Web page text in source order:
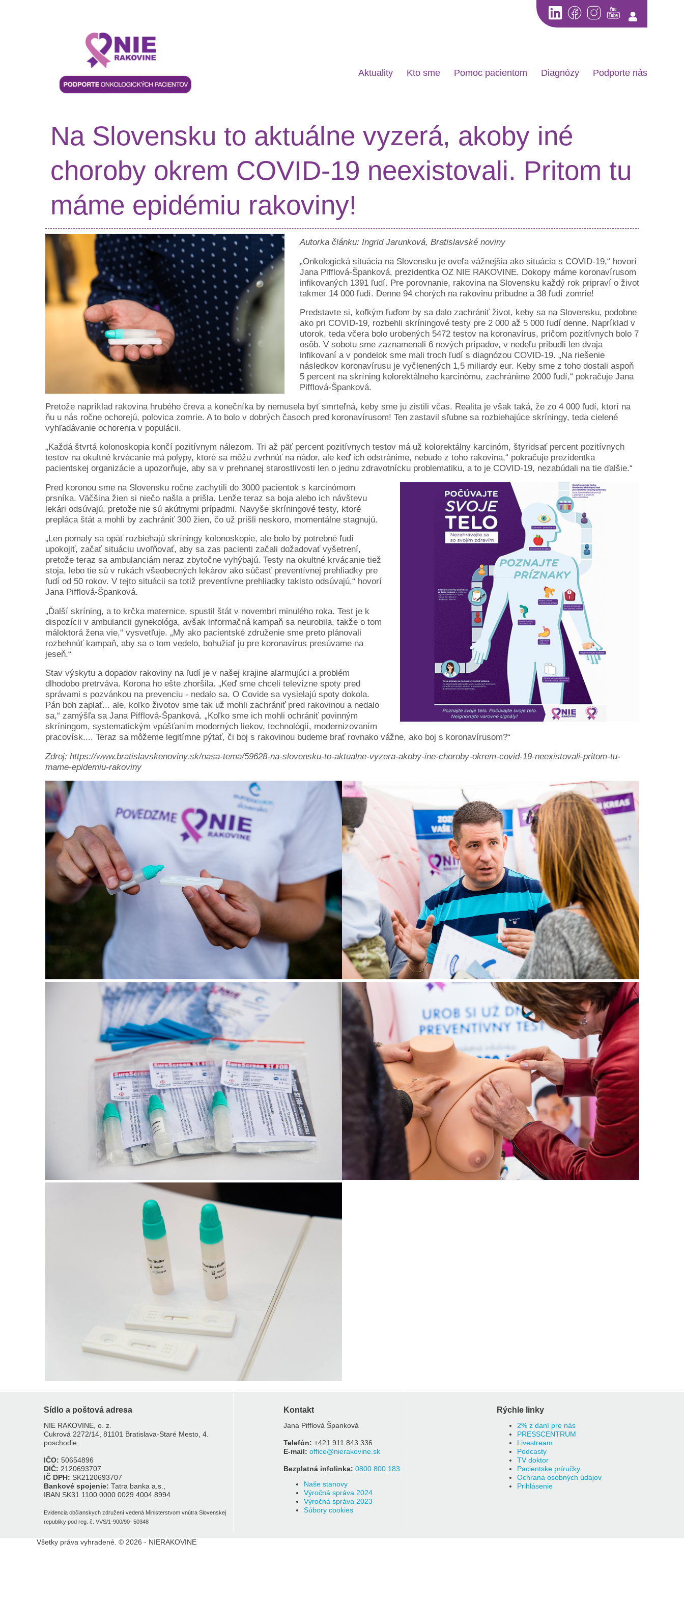
Aktuality Kto sme Pomoc pacientom Diagnózy Podporte nás
Na Slovensku to aktuálne vyzerá, akoby iné
choroby okrem COVID-19 neexistovali. Pritom tu
máme epidémiu rakoviny!
Autorka článku: Ingrid Jarunková, Bratislavské noviny
„Onkologická situácia na Slovensku je oveľa vážnejšia ako situácia s COVID-19,“ hovorí
Jana Pifflová-Španková, prezidentka OZ NIE RAKOVINE. Dokopy máme koronavírusom
infikovaných 1391 ľudí. Pre porovnanie, rakovina na Slovensku každý rok pripraví o život
takmer 14 000 ľudí. Denne 94 chorých na rakovinu pribudne a 38 ľudí zomrie!
Predstavte si, koľkým ľuďom by sa dalo zachrániť život, keby sa na Slovensku, podobne
ako pri COVID-19, rozbehli skríningové testy pre 2 000 až 5 000 ľudí denne. Napríklad v
utorok, teda včera bolo urobených 5472 testov na koronavírus, pričom pozitívnych bolo 7
osôb. V sobotu sme zaznamenali 6 nových prípadov, v nedeľu pribudli len dvaja
infikovaní a v pondelok sme mali troch ľudí s diagnózou COVID-19. „Na riešenie
následkov koronavírusu je vyčlenených 1,5 miliardy eur. Keby sme z toho dostali aspoň
5 percent na skríning kolorektálneho karcinómu, zachránime 2000 ľudí,“ pokračuje Jana
Pifflová-Španková.
Pretože napríklad rakovina hrubého čreva a konečníka by nemusela byť smrteľná, keby sme ju zistili včas. Realita je však taká, že zo 4 000 ľudí, ktorí na
ňu u nás ročne ochorejú, polovica zomrie. A to bolo v dobrých časoch pred koronavírusom! Ten zastavil sľubne sa rozbiehajúce skríningy, teda cielené
vyhľadávanie ochorenia v populácii.
„Každá štvrtá kolonoskopia končí pozitívnym nálezom. Tri až päť percent pozitívnych testov má už kolorektálny karcinóm, štyridsať percent pozitívnych
testov na okultné krvácanie má polypy, ktoré sa môžu zvrhnúť na nádor, ale keď ich odstránime, nebude z toho rakovina,“ pokračuje prezidentka
pacientskej organizácie a upozorňuje, aby sa v prehnanej starostlivosti len o jednu zdravotnícku problematiku, a to je COVID-19, nezabúdali na tie ďalšie.“
Pred koronou sme na Slovensku ročne zachytili do 3000 pacientok s karcinómom
prsníka. Väčšina žien si niečo našla a prišla. Lenže teraz sa boja alebo ich návštevu
lekári odsúvajú, pretože nie sú akútnymi prípadmi. Navyše skríningové testy, ktoré
prepláca štát a mohli by zachrániť 300 žien, čo už prišli neskoro, momentálne stagnujú.
„Len pomaly sa opäť rozbiehajú skríningy kolonoskopie, ale bolo by potrebné ľudí
upokojiť, začať situáciu uvoľňovať, aby sa zas pacienti začali dožadovať vyšetrení,
pretože teraz sa ambulanciám neraz zbytočne vyhýbajú. Testy na okultné krvácanie tiež
stoja, lebo tie sú v rukách všeobecných lekárov ako súčasť preventívnej prehliadky pre
ľudí od 50 rokov. V tejto situácii sa totiž preventívne prehliadky takisto odsúvajú,“ hovorí
Jana Pifflová-Španková.
„Ďalší skríning, a to krčka maternice, spustil štát v novembri minulého roka. Test je k
dispozícii v ambulancii gynekológa, avšak informačná kampaň sa neurobila, takže o tom
máloktorá žena vie,“ vysvetľuje. „My ako pacientské združenie sme preto plánovali
rozbehnúť kampaň, aby sa o tom vedelo, bohužiaľ ju pre koronavírus presúvame na
jeseň.“
Stav výskytu a dopadov rakoviny na ľudí je v našej krajine alarmujúci a problém
dlhodobo pretrváva. Korona ho ešte zhoršila. „Keď sme chceli televízne spoty pred
správami s pozvánkou na prevenciu - nedalo sa. O Covide sa vysielajú spoty dokola.
Pán boh zaplať... ale, koľko životov sme tak už mohli zachrániť pred rakovinou a nedalo
sa,“ zamýšľa sa Jana Pifflová-Španková. „Koľko sme ich mohli ochrániť povinným
skríningom, systematickým vpúšťaním moderných liekov, technológií, modernizovaním
pracovísk.... Teraz sa môžeme legitímne pýtať, či boj s rakovinou budeme brať rovnako vážne, ako boj s koronavírusom?“
Zdroj: https://www.bratislavskenoviny.sk/nasa-tema/59628-na-slovensku-to-aktualne-vyzera-akoby-ine-choroby-okrem-covid-19-neexistovali-pritom-tu-
mame-epidemiu-rakoviny
Sídlo a poštová adresa
NIE RAKOVINE, o. z.
Cukrová 2272/14, 81101 Bratislava-Staré Mesto, 4.
poschodie,
IČO: 50654896
DIČ: 2120693707
IČ DPH: SK2120693707
Bankové spojenie: Tatra banka a.s.,
IBAN SK31 1100 0000 0029 4004 8994
Evidencia občianskych združení vedená Ministerstvom vnútra Slovenskej
republiky pod reg. č. VVS/1-900/90- 50348
Kontakt
Jana Pifflová Španková
Telefón: +421 911 843 336
E-mail: office@nierakovine.sk
Bezplatná infolinka: 0800 800 183
Naše stanovy
Výročná správa 2024
Výročná správa 2023
Súbory cookies
Rýchle linky
2% z daní pre nás
PRESSCENTRUM
Livestream
Podcasty
TV doktor
Pacientske príručky
Ochrana osobných údajov
Prihlásenie
Všetky práva vyhradené. © 2026 - NIERAKOVINE